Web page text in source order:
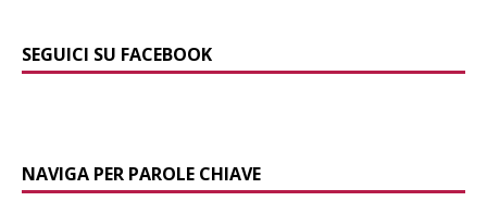
SEGUICI SU FACEBOOK
NAVIGA PER PAROLE CHIAVE